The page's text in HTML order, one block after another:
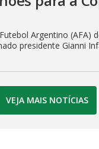
Argentino (AFA)
presidente Gianni
VEJA MAIS NOTÍCIAS